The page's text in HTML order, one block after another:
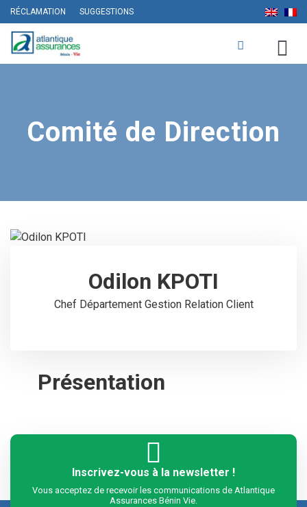
RÉCLAMATION SUGGESTIONS
Comité de Direction
Odilon KPOTI
Chef Département Gestion Relation Client
Présentation
Inscrivez-vous à la newsletter !
Vous acceptez de recevoir les communications de Atlantique
Assurances Bénin Vie.